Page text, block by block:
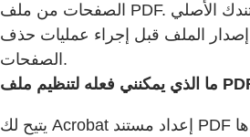
الصفحات من ملف PDF. يمكنك العودة إلى مستندك الأصلي
إصدار الملف قبل إجراء عمليات حذف
الصفحات.
يتيح لك Acrobat إعداد مستند PDF بالطريقة التي تريدها